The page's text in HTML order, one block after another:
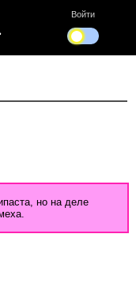
Войти
но на деле